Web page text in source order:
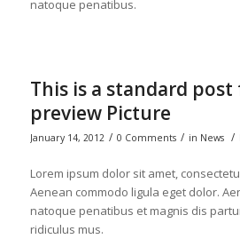
natoque penatibus.
This is a standard
preview Picture
January 14, 2012 / 0 Comments / in News /
Lorem ipsum dolor sit amet,
Aenean commodo ligula eget dolor.
natoque penatibus et magnis dis
ridiculus mus.